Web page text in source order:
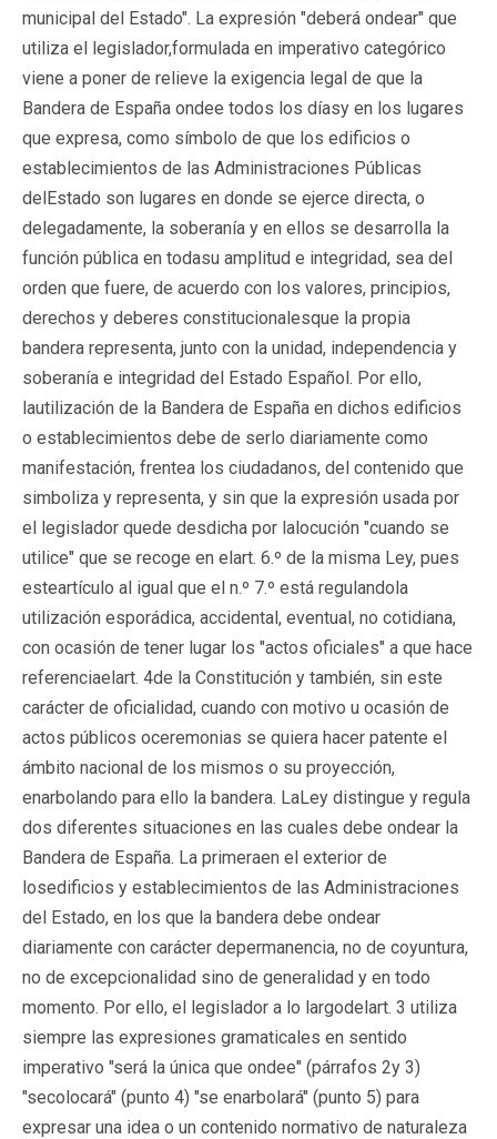
municipal del Estado". La expresión "deberá ondear" que
utiliza el legislador,formulada en imperativo categórico
viene a poner de relieve la exigencia legal de que la
Bandera de España ondee todos los díasy en los lugares
que expresa, como símbolo de que los edificios o
establecimientos de las Administraciones Públicas
delEstado son lugares en donde se ejerce directa, o
delegadamente, la soberanía y en ellos se desarrolla la
función pública en todasu amplitud e integridad, sea del
orden que fuere, de acuerdo con los valores, principios,
derechos y deberes constitucionalesque la propia
bandera representa, junto con la unidad, independencia y
soberanía e integridad del Estado Español. Por ello,
lautilización de la Bandera de España en dichos edificios
o establecimientos debe de serlo diariamente como
manifestación, frentea los ciudadanos, del contenido que
simboliza y representa, y sin que la expresión usada por
el legislador quede desdicha por lalocución "cuando se
utilice" que se recoge en elart. 6.º de la misma Ley, pues
esteartículo al igual que el n.º 7.º está regulandola
utilización esporádica, accidental, eventual, no cotidiana,
con ocasión de tener lugar los "actos oficiales" a que hace
referenciaelart. 4de la Constitución y también, sin este
carácter de oficialidad, cuando con motivo u ocasión de
actos públicos oceremonias se quiera hacer patente el
ámbito nacional de los mismos o su proyección,
enarbolando para ello la bandera. LaLey distingue y regula
dos diferentes situaciones en las cuales debe ondear la
Bandera de España. La primeraen el exterior de
losedificios y establecimientos de las Administraciones
del Estado, en los que la bandera debe ondear
diariamente con carácter depermanencia, no de coyuntura,
no de excepcionalidad sino de generalidad y en todo
momento. Por ello, el legislador a lo largodelart. 3 utiliza
siempre las expresiones gramaticales en sentido
imperativo "será la única que ondee" (párrafos 2y 3)
"secolocará" (punto 4) "se enarbolará" (punto 5) para
expresar una idea o un contenido normativo de naturaleza